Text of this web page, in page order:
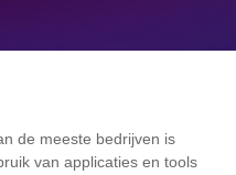
de meeste bedrijven is
van applicaties en tools